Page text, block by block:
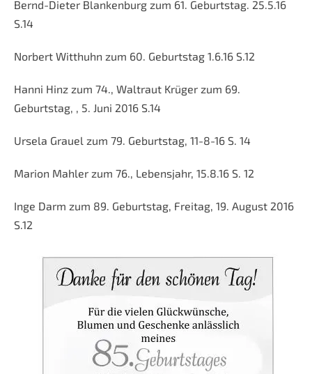
Bernd-Dieter Blankenburg zum 61. Geburtstag. 25.5.16
S.14
Norbert Witthuhn zum 60. Geburtstag 1.6.16 S.12
Hanni Hinz zum 74., Waltraut Krüger zum 69.
Geburtstag, , 5. Juni 2016 S.14
Ursela Grauel zum 79. Geburtstag, 11-8-16 S. 14
Marion Mahler zum 76., Lebensjahr, 15.8.16 S. 12
Inge Darm zum 89. Geburtstag, Freitag, 19. August 2016
S.12